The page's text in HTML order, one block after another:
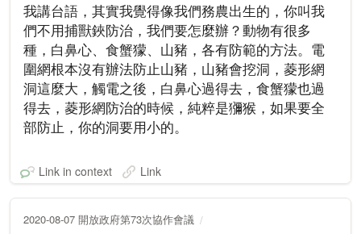
我講台語，其實我覺得像我們務農出生的，你叫我
們不用捕獸鋏防治，我們要怎麼辦？動物有很多
種，白鼻心、食蟹獴、山豬，各有防範的方法。電
圍網根本沒有辦法防止山豬，山豬會挖洞，菱形網
洞這麼大，觸電之後，白鼻心過得去，食蟹獴也過
得去，菱形網防治的時候，純粹是獼猴，如果要全
部防止，你的洞要用小的。
Link in context Link
2020-08-07 開放政府第73次協作會議